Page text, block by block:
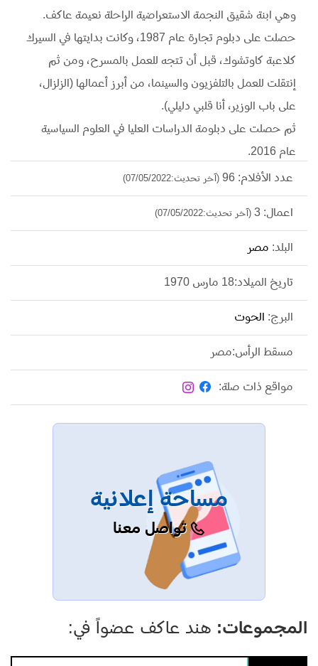
وهي ابنة شقيق النجمة الاستعراضية الراحلة نعيمة عاكف.
حصلت على دبلوم تجارة عام 1987، وكانت بدايتها في السيرك
كلاعبة كاوتشوك، قبل أن تتجه للعمل بالمسرح، ومن ثم
إنتقلت للعمل بالتلفزيون والسينما، من أبرز أعمالها (الزلزال،
على باب الوزير، أنا قلبي دليلي).
ثم حصلت على دبلومة الدراسات العليا في العلوم السياسية
عام 2016.
عدد الأفلام: 96 (آخر تحديث:07/05/2022)
اعمال: 3 (آخر تحديث:07/05/2022)
البلد: مصر
تاريخ الميلاد:18 مارس 1970
البرج: الحوت
مسقط الرأس:مصر
مواقع ذات صلة:
مساحة إعلانية
تواصل معنا
المجموعات: هند عاكف عضواً في: